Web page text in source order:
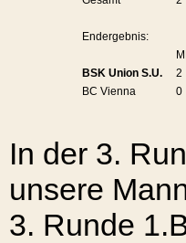
Endergebnis:
BSK Union S.U.
2
BC Vienna
0
In der 3.
unsere
3. Runde